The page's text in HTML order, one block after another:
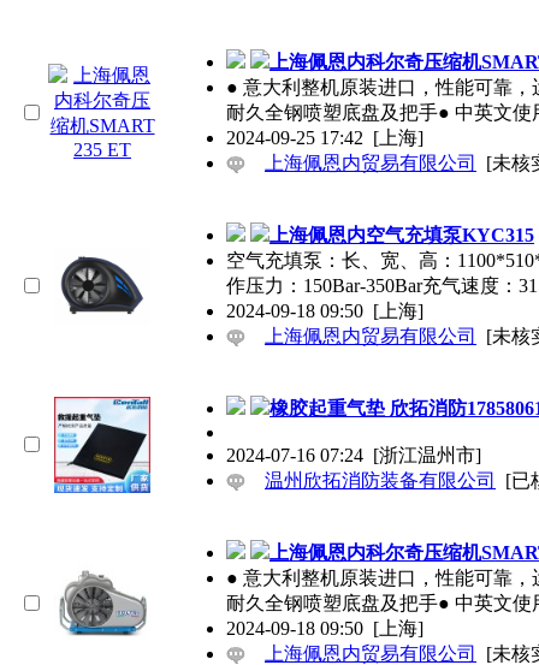
上海佩恩内科尔奇压缩机
● 意大利整机原装进口，性能可靠
耐久全钢喷塑底盘及把手● 中英文使
2024-09-25 17:42 [上海]
上海佩恩内贸易有限公司
[未核
上海佩恩内空气充填泵KYC315
空气充填泵：长、宽、高：
作压力：150Bar-350Bar充气速度：
2024-09-18 09:50 [上海]
上海佩恩内贸易有限公司
[未核
橡胶起重气垫 欣拓消防
2024-07-16 07:24 [浙江温州市]
温州欣拓消防装备有限公司
[已
上海佩恩内科尔奇压缩机
● 意大利整机原装进口，性能可靠
耐久全钢喷塑底盘及把手● 中英文使
2024-09-18 09:50 [上海]
上海佩恩内贸易有限公司
[未核